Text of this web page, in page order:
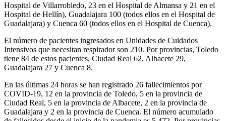
Hospital de Villarrobledo, 23 en el Hospital de Almansa y 21 en el
Hospital de Hellín), Guadalajara 100 (todos ellos en el Hospital de
Guadalajara) y Cuenca 60 (todos ellos en el Hospital de Cuenca).
El número de pacientes ingresados en Unidades de Cuidados
Intensivos que necesitan respirador son 210. Por provincias, Toledo
tiene 84 de estos pacientes, Ciudad Real 62, Albacete 29,
Guadalajara 27 y Cuenca 8.
En las últimas 24 horas se han registrado 26 fallecimientos por
COVID-19, 12 en la provincia de Toledo, 5 en la provincia de
Ciudad Real, 5 en la provincia de Albacete, 2 en la provincia de
Guadalajara y 2 en la provincia de Cuenca. El número acumulado